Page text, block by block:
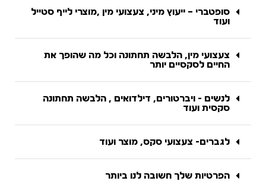
סופטברי – ייעוץ מיני, צעצועי מין ,מוצרי לייף סטייל
ועוד
צעצועי מין, הלבשה תחתונה וכל מה שהופך את
החיים לסקסיים יותר
לנשים - ויברטורים, דילדואים , הלבשה תחתונה
סקסית ועוד
לגברים- צעצועי סקס, מוצר ועוד
הפרטיות שלך חשובה לנו ביותר